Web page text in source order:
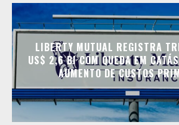
LIBERTY MUTUAL REGISTRA
US$ 2,6 BI COM QUEDA EM
AUMENTO DE CUSTOS